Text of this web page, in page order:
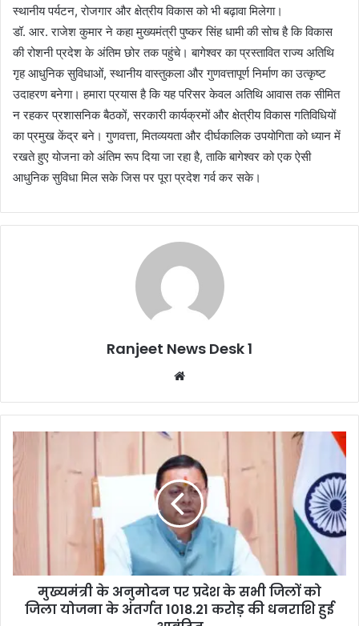
स्थानीय पर्यटन, रोजगार और क्षेत्रीय विकास को भी बढ़ावा मिलेगा।
डॉ. आर. राजेश कुमार ने कहा मुख्यमंत्री पुष्कर सिंह धामी की सोच है कि विकास
की रोशनी प्रदेश के अंतिम छोर तक पहुंचे। बागेश्वर का प्रस्तावित राज्य अतिथि
गृह आधुनिक सुविधाओं, स्थानीय वास्तुकला और गुणवत्तापूर्ण निर्माण का उत्कृष्ट
उदाहरण बनेगा। हमारा प्रयास है कि यह परिसर केवल अतिथि आवास तक सीमित
न रहकर प्रशासनिक बैठकों, सरकारी कार्यक्रमों और क्षेत्रीय विकास गतिविधियों
का प्रमुख केंद्र बने। गुणवत्ता, मितव्ययता और दीर्घकालिक उपयोगिता को ध्यान में
रखते हुए योजना को अंतिम रूप दिया जा रहा है, ताकि बागेश्वर को एक ऐसी
आधुनिक सुविधा मिल सके जिस पर पूरा प्रदेश गर्व कर सके।
Ranjeet News Desk 1
te
मुख्यमंत्री के अनुमोदन पर प्रदेश के सभी जिलों को
जिला योजना के अंतर्गत 1018.21 करोड़ की धनराशि हुई